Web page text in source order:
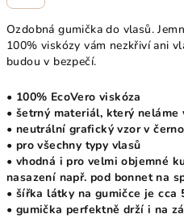
Ozdobná gumička do vlasů.
100% viskózy vám nezkřiví ani
budou v bezpečí.
• 100% EcoVero viskóza
• šetrný materiál, který neláme
• neutrální grafický vzor v
• pro všechny typy vlasů
• vhodná i pro velmi objemné
nasazení např. pod bonnet na
• šířka látky na gumičce je cca
• gumička perfektně drží i na